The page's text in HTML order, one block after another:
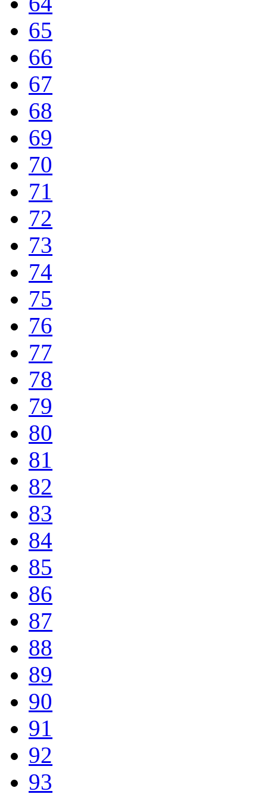
65
66
67
68
69
70
71
72
73
74
75
76
77
78
79
80
81
82
83
84
85
86
87
88
89
90
91
92
93